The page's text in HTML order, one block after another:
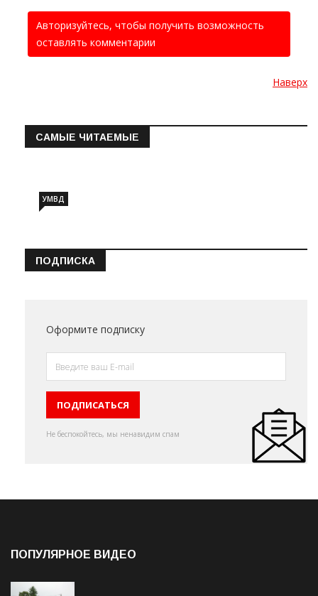
Авторизуйтесь, чтобы получить возможность
оставлять комментарии
Наверх
САМЫЕ ЧИТАЕМЫЕ
УМВД
ПОДПИСКА
Оформите подписку
Не беспокойтесь, мы ненавидим спам
ПОПУЛЯРНОЕ ВИДЕО